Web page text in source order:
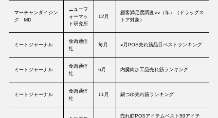
マーチャンダイジン
グ MD
ニューフ
ォーマッ
ト研究所
12月
顧客満足度調査○○（年）（ドラッグス
トア対象）
ミートジャーナル
食肉通信
社
毎月 ○月POS売れ筋品目ベストランキング
ミートジャーナル
食肉通信
社
6月 内臓肉加工品売れ筋ランキング
ミートジャーナル
食肉通信
社
11月 鍋つゆ売れ筋ランキング
売れ筋POSアイテムベスト50アイテ